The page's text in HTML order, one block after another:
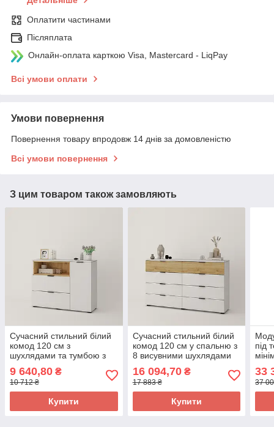
Оплатити частинами
Післяплата
Онлайн-оплата карткою Visa, Mastercard - LiqPay
Всі умови оплати
Умови повернення
Повернення товару впродовж 14 днів за домовленістю
Всі умови повернення
З цим товаром також замовляють
Сучасний стильний білий
комод 120 см з
шухлядами та тумбою з
9 640,80 ₴
10 712 ₴
Купити
Сучасний стильний білий
комод 120 см у спальню з
8 висувними шухлядами
16 094,70₴
17 883 ₴
Купити
під
33
37